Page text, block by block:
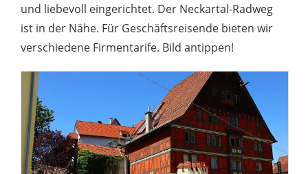
und liebevoll eingerichtet. Der Neckartal-Radweg
ist in der Nähe. Für Geschäftsreisende bieten wir
verschiedene Firmentarife. Bild antippen!